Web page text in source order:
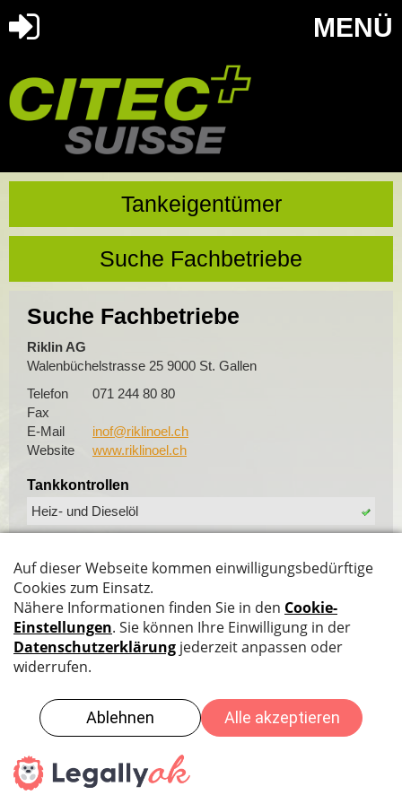
MENÜ
Tankeigentümer
Suche Fachbetriebe
Suche Fachbetriebe
Riklin AG
Walenbüchelstrasse 25 9000 St. Gallen
Telefon
071 244 80 80
Fax
E-Mail
inof@riklinoel.ch
Website
www.riklinoel.ch
Tankkontrollen
Heiz- und Dieselöl
Tankraumfolien
Weitere Tätigkeiten
Tankrückbau
Datenschutz|Impressum|Sitemap